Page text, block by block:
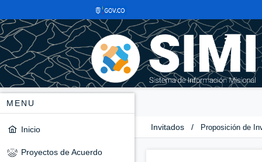
MENU
Inicio
Proyectos de Acuerdo
Invitados / Proposición de